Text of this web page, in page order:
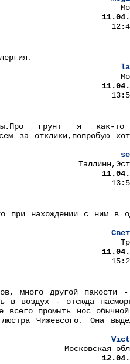
розы.Про грунт я как-
за отклики,попробую
при нахождении с ним в
много другой пакости
в воздух - отсюда
всего промыть нос
Чижевсого. Она
Московская